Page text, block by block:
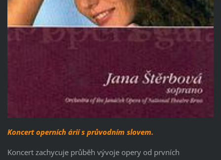
Koncert operních árií s průvodním slovem.
Koncert zachycuje průběh vývoje opery od prvních